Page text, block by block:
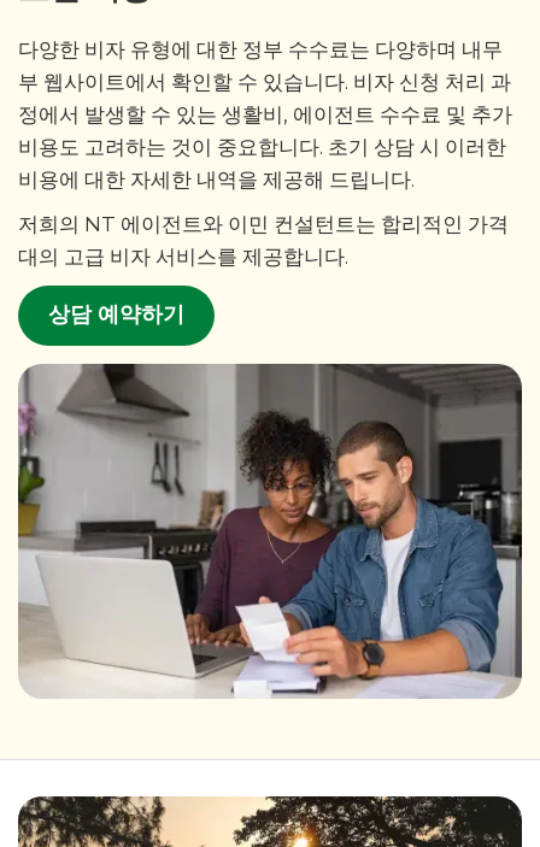
다양한 비자 유형에 대한 정부 수수료는 다양하며 내무
부 웹사이트에서 확인할 수 있습니다. 비자 신청 처리 과
정에서 발생할 수 있는 생활비, 에이전트 수수료 및 추가
비용도 고려하는 것이 중요합니다. 초기 상담 시 이러한
비용에 대한 자세한 내역을 제공해 드립니다.
저희의 NT 에이전트와 이민 컨설턴트는 합리적인 가격
대의 고급 비자 서비스를 제공합니다.
상담 예약하기